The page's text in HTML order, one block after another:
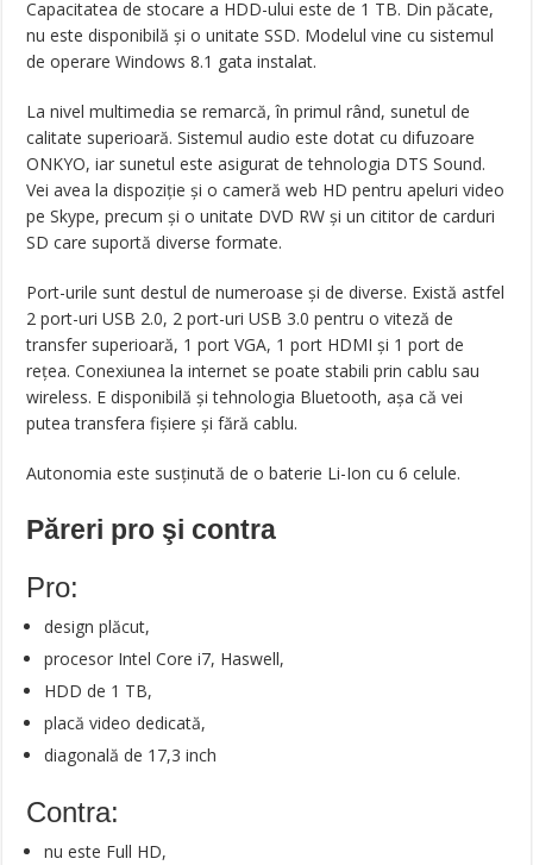
Capacitatea de stocare a HDD-ului este de 1 TB. Din păcate,
nu este disponibilă și o unitate SSD. Modelul vine cu sistemul
de operare Windows 8.1 gata instalat.
La nivel multimedia se remarcă, în primul rând, sunetul de
calitate superioară. Sistemul audio este dotat cu difuzoare
ONKYO, iar sunetul este asigurat de tehnologia DTS Sound.
Vei avea la dispoziție și o cameră web HD pentru apeluri video
pe Skype, precum și o unitate DVD RW și un cititor de carduri
SD care suportă diverse formate.
Port-urile sunt destul de numeroase și de diverse. Există astfel
2 port-uri USB 2.0, 2 port-uri USB 3.0 pentru o viteză de
transfer superioară, 1 port VGA, 1 port HDMI și 1 port de
rețea. Conexiunea la internet se poate stabili prin cablu sau
wireless. E disponibilă și tehnologia Bluetooth, așa că vei
putea transfera fișiere și fără cablu.
Autonomia este susținută de o baterie Li-Ion cu 6 celule.
Păreri pro şi contra
Pro:
design plăcut,
procesor Intel Core i7, Haswell,
HDD de 1 TB,
placă video dedicată,
diagonală de 17,3 inch
Contra:
nu este Full HD,